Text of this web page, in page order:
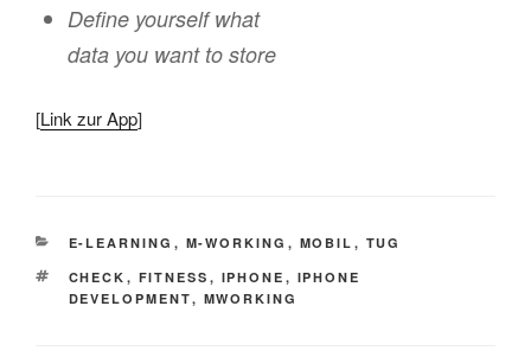
Define yourself what
data you want to store
[Link zur App]
KATEGORIEN
E-LEARNING , M-WORKING , MOBIL , TUG
SCHLAGWÖRTER
CHECK , FITNESS , IPHONE , IPHONE
DEVELOPMENT, MWORKING